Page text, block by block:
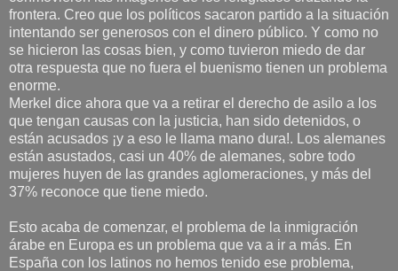
frontera. Creo que los políticos sacaron partido a la situación
intentando ser generosos con el dinero público. Y como no
se hicieron las cosas bien, y como tuvieron miedo de dar
otra respuesta que no fuera el buenismo tienen un problema
enorme.
Merkel dice ahora que va a retirar el derecho de asilo a los
que tengan causas con la justicia, han sido detenidos, o
están acusados ¡y a eso le llama mano dura!. Los alemanes
están asustados, casi un 40% de alemanes, sobre todo
mujeres huyen de las grandes aglomeraciones, y más del
37% reconoce que tiene miedo.
Esto acaba de comenzar, el problema de la inmigración
árabe en Europa es un problema que va a ir a más. En
España con los latinos no hemos tenido ese problema,